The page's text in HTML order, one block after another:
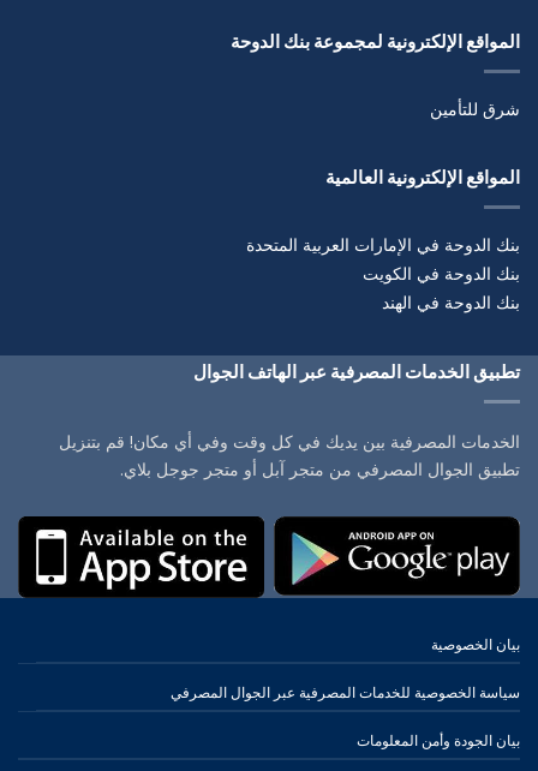
المواقع الإلكترونية لمجموعة بنك الدوحة
شرق للتأمين
المواقع الإلكترونية العالمية
بنك الدوحة في الإمارات العربية المتحدة
بنك الدوحة في الكويت
بنك الدوحة في الهند
تطبيق الخدمات المصرفية عبر الهاتف الجوال
الخدمات المصرفية بين يديك في كل وقت وفي أي مكان! قم بتنزيل
تطبيق الجوال المصرفي من متجر آبل أو متجر جوجل بلاي.
بيان الخصوصية
سياسة الخصوصية للخدمات المصرفية عبر الجوال المصرفي
بيان الجودة وأمن المعلومات